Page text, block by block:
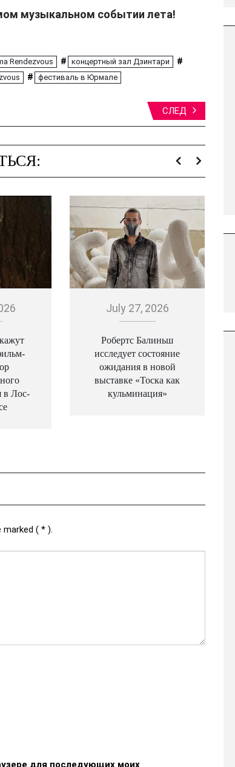
музыкальном событии лета!
Rendezvous # концертный зал Дзинтари #
# фестиваль в Юрмале
СЛЕД
в Лос-
July 27, 2026
Робертс Балиньш
исследует состояние
ожидания в новой
выставке «Тоска как
кульминация»
marked ( * ).
для последующих моих